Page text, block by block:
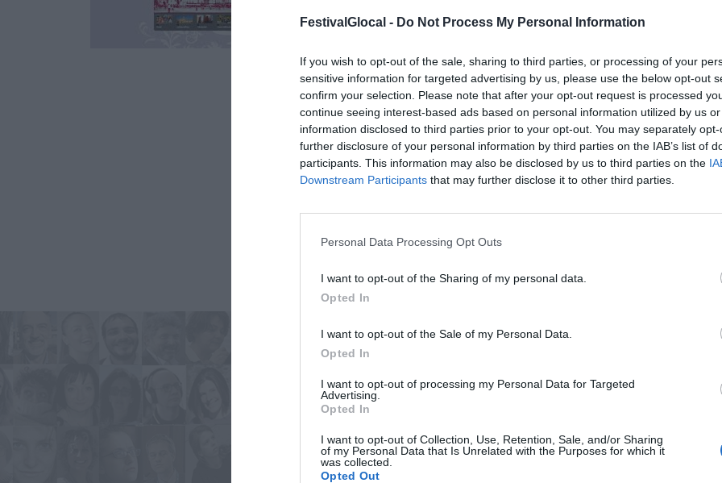
FestivalGlocal - Do Not Process My Personal Information
If you wish to opt-out of the sale, sharing to third parties, or processing of your
sensitive information for targeted advertising by us, please use the below opt-out
confirm your selection. Please note that after your opt-out request is processed
continue seeing interest-based ads based on personal information utilized by us
information disclosed to third parties prior to your opt-out. You may separately
further disclosure of your personal information by third parties on the IAB’s list of
participants. This information may also be disclosed by us to third parties on the
Downstream Participants that may further disclose it to other third parties.
Personal Data Processing Opt Outs
I want to opt-out of the Sharing of my personal data.
Opted In
I want to opt-out of the Sale of my Personal Data.
Opted In
I want to opt-out of processing my Personal Data for Targeted
Advertising.
Opted In
I want to opt-out of Collection, Use, Retention, Sale, and/or Sharing
of my Personal Data that Is Unrelated with the Purposes for which it
was collected.
Opted Out
29
OTT
Proseguiamo il nostro viaggio tra le testate
casa. Precisamente, parliamo di Lodi. Il
lanciato, infatti, a settembre un mensile
lancio di Cittadinopiù, questo il nome scelto
avvenuto il 18 settembre assieme ad Alberto